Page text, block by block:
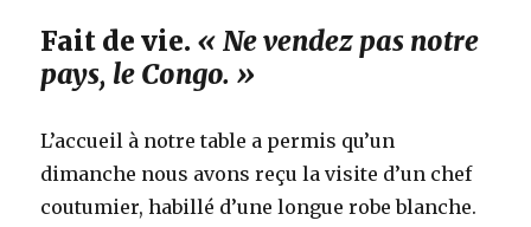
Fait de vie. « Ne vendez pas notre
pays, le Congo. »
L’accueil à notre table a permis qu’un
dimanche nous avons reçu la visite d’un chef
coutumier, habillé d’une longue robe blanche.